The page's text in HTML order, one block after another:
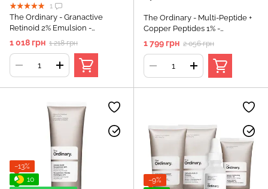
1
The Ordinary - Granactive
Retinoid 2% Emulsion -
Сыворотка с ретиноидами 2%
1 018 грн 1 218 грн
The Ordinary - Multi-Peptide +
Copper Peptides 1% -
Пептидная сыворотка для
лица - 30ml
1 799 грн 2 056 грн
−13%
10
−9%